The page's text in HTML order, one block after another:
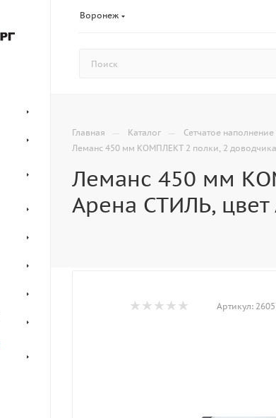
Воронеж
Главная — Каталог — Сетчатое
Леманс 450 мм КОМПЛЕКТ 2 полки, 2
Леманс 450 мм
Арена СТИЛЬ,
Артикул: